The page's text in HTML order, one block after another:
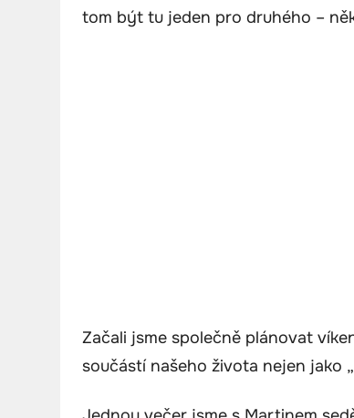
tom být tu jeden pro druhého –
Začali jsme společně plánovat
součástí našeho života nejen jako